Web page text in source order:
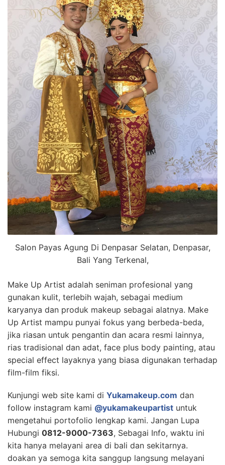
Salon Payas Agung Di Denpasar Selatan, Denpasar,
Bali Yang Terkenal,
Make Up Artist adalah seniman profesional yang
gunakan kulit, terlebih wajah, sebagai medium
karyanya dan produk makeup sebagai alatnya. Make
Up Artist mampu punyai fokus yang berbeda-beda,
jika riasan untuk pengantin dan acara resmi lainnya,
rias tradisional dan adat, face plus body painting, atau
special effect layaknya yang biasa digunakan terhadap
film-film fiksi.
Kunjungi web site kami di Yukamakeup.com dan
follow instagram kami @yukamakeupartist untuk
mengetahui portofolio lengkap kami. Jangan Lupa
Hubungi 0812-9000-7363, Sebagai Info, waktu ini
kita hanya melayani area di bali dan sekitarnya.
doakan ya semoga kita sanggup langsung melayani